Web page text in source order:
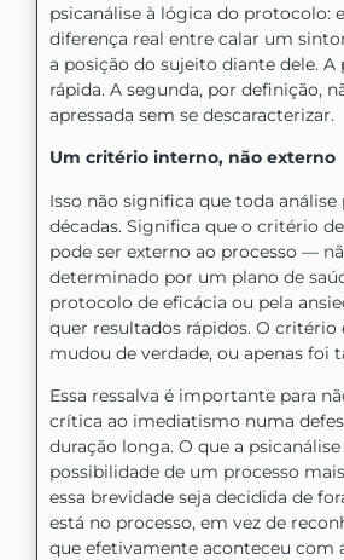
psicanálise à lógica do protocolo:
diferença real entre calar um
a posição do sujeito diante dele. A
rápida. A segunda, por definição,
apressada sem se descaracterizar.
Um critério interno, não externo
Isso não significa que toda análise
décadas. Significa que o critério
pode ser externo ao processo —
determinado por um plano de
protocolo de eficácia ou pela
quer resultados rápidos. O critério
mudou de verdade, ou apenas foi
Essa ressalva é importante para
crítica ao imediatismo numa
duração longa. O que a
possibilidade de um processo
essa brevidade seja decidida de
está no processo, em vez de
que efetivamente aconteceu com